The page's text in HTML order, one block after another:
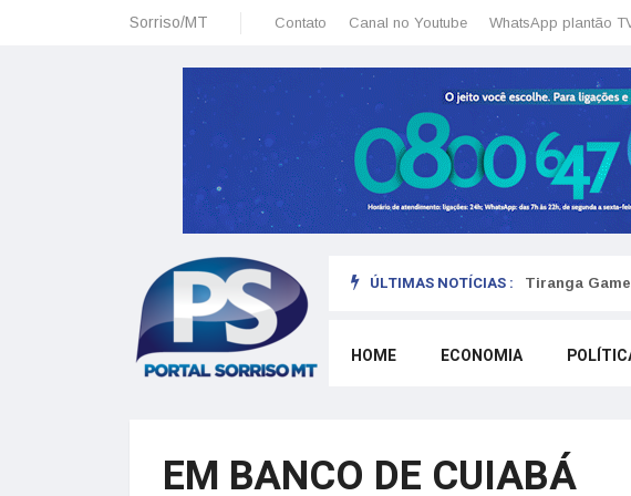
Sorriso/MT Contato Canal no Youtube WhatsApp plantão
ÚLTIMAS NOTÍCIAS :
planeamento financeiro detalhado para não passar sufoco Tiranga
HOME ECONOMIA
EM BANCO DE CUIABÁ